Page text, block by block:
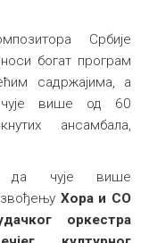
Србије
богат програм
садржајима, а
више од 60
ансамбала,
да чује више
Хора и СО
оркестра